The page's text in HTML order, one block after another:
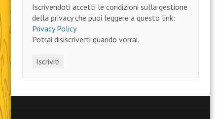
Iscrivendoti accetti le condizioni sulla gestione
della privacy che puoi leggere a questo link:
Privacy Policy
Potrai disiscriverti quando vorrai.